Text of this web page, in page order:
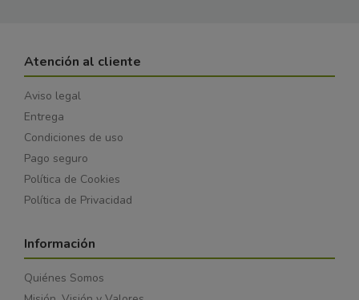
Atención al cliente
Aviso legal
Entrega
Condiciones de uso
Pago seguro
Política de Cookies
Política de Privacidad
Información
Quiénes Somos